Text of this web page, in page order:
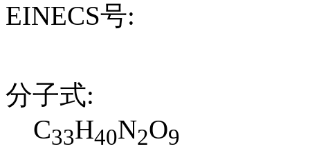
EINECS号:
分子式:
C33H40N2O9